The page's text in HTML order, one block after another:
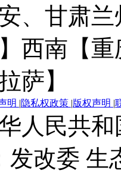
、甘肃
西南【
萨】
明 |隐私权政策 |版权声明 |
人民共
改委 生